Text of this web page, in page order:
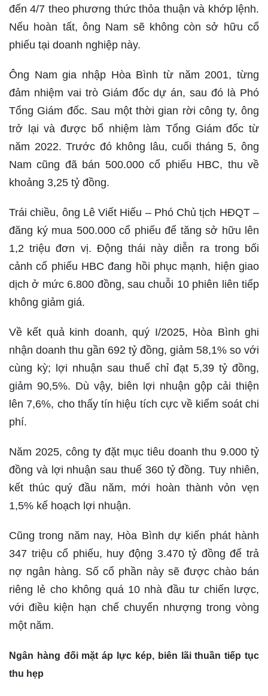
đến 4/7 theo phương thức thỏa thuận và khớp lệnh.
Nếu hoàn tất, ông Nam sẽ không còn sở hữu cổ
phiếu tại doanh nghiệp này.
Ông Nam gia nhập Hòa Bình từ năm 2001, từng
đảm nhiệm vai trò Giám đốc dự án, sau đó là Phó
Tổng Giám đốc. Sau một thời gian rời công ty, ông
trở lại và được bổ nhiệm làm Tổng Giám đốc từ
năm 2022. Trước đó không lâu, cuối tháng 5, ông
Nam cũng đã bán 500.000 cổ phiếu HBC, thu về
khoảng 3,25 tỷ đồng.
Trái chiều, ông Lê Viết Hiếu – Phó Chủ tịch HĐQT –
đăng ký mua 500.000 cổ phiếu để tăng sở hữu lên
1,2 triệu đơn vị. Động thái này diễn ra trong bối
cảnh cổ phiếu HBC đang hồi phục mạnh, hiện giao
dịch ở mức 6.800 đồng, sau chuỗi 10 phiên liên tiếp
không giảm giá.
Về kết quả kinh doanh, quý I/2025, Hòa Bình ghi
nhận doanh thu gần 692 tỷ đồng, giảm 58,1% so với
cùng kỳ; lợi nhuận sau thuế chỉ đạt 5,39 tỷ đồng,
giảm 90,5%. Dù vậy, biên lợi nhuận gộp cải thiện
lên 7,6%, cho thấy tín hiệu tích cực về kiểm soát chi
phí.
Năm 2025, công ty đặt mục tiêu doanh thu 9.000 tỷ
đồng và lợi nhuận sau thuế 360 tỷ đồng. Tuy nhiên,
kết thúc quý đầu năm, mới hoàn thành vỏn vẹn
1,5% kế hoạch lợi nhuận.
Cũng trong năm nay, Hòa Bình dự kiến phát hành
347 triệu cổ phiếu, huy động 3.470 tỷ đồng để trả
nợ ngân hàng. Số cổ phần này sẽ được chào bán
riêng lẻ cho không quá 10 nhà đầu tư chiến lược,
với điều kiện hạn chế chuyển nhượng trong vòng
một năm.
Ngân hàng đối mặt áp lực kép, biên lãi thuần tiếp tục
thu hẹp